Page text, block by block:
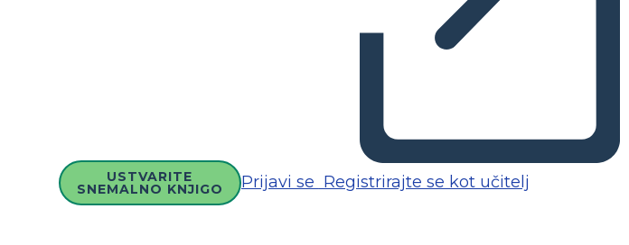
USTVARITE
SNEMALNO KNJIGO Prijavi se Registrirajte se kot učitelj